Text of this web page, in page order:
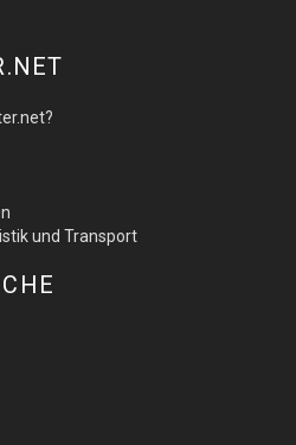
und Transport